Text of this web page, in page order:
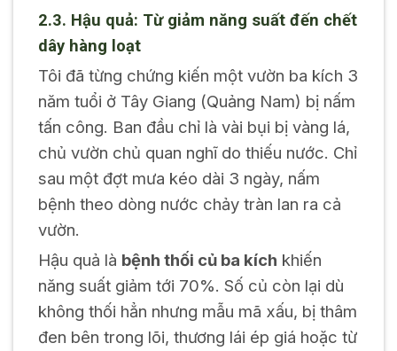
2.3. Hậu quả: Từ giảm năng suất đến chết
dây hàng loạt
Tôi đã từng chứng kiến một vườn ba kích 3
năm tuổi ở Tây Giang (Quảng Nam) bị nấm
tấn công. Ban đầu chỉ là vài bụi bị vàng lá,
chủ vườn chủ quan nghĩ do thiếu nước. Chỉ
sau một đợt mưa kéo dài 3 ngày, nấm
bệnh theo dòng nước chảy tràn lan ra cả
vườn.
Hậu quả là bệnh thối củ ba kích khiến
năng suất giảm tới 70%. Số củ còn lại dù
không thối hẳn nhưng mẫu mã xấu, bị thâm
đen bên trong lõi, thương lái ép giá hoặc từ